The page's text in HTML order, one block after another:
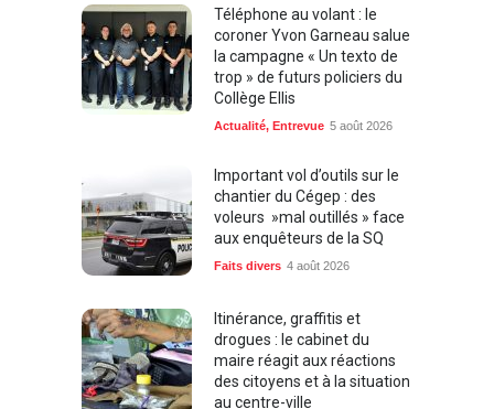
Téléphone au volant : le
coroner Yvon Garneau salue
la campagne « Un texto de
trop » de futurs policiers du
Collège Ellis
Actualité, Entrevue 5 août 2026
Important vol d’outils sur le
chantier du Cégep : des
voleurs »mal outillés » face
aux enquêteurs de la SQ
Faits divers 4 août 2026
Itinérance, graffitis et
drogues : le cabinet du
maire réagit aux réactions
des citoyens et à la situation
au centre-ville